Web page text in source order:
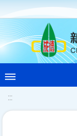
:::